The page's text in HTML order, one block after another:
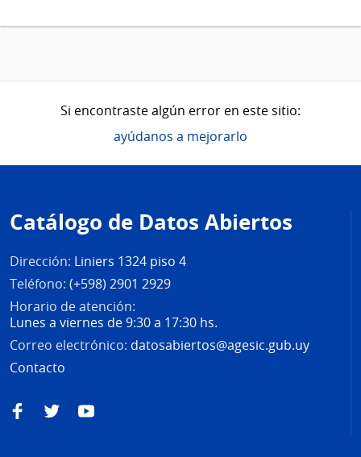
Si encontraste algún error en este sitio:
ayúdanos a mejorarlo
de
página
Catálogo de Datos Abiertos
Dirección: Liniers 1324 piso 4
Teléfono: (+598) 2901 2929
Horario de atención:
Lunes a viernes de 9:30 a 17:30 hs.
Correo electrónico: datosabiertos@agesic.gub.uy
Contacto
FacebookTwitterYouTube